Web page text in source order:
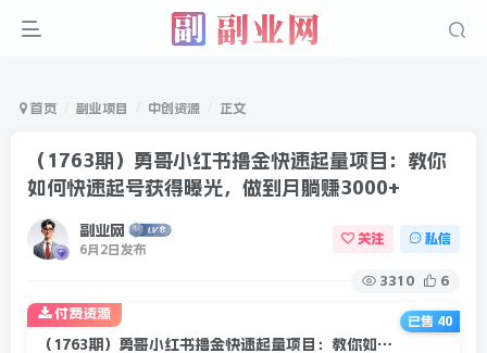
首页 副业项目 中创资源 正文
（1763期）勇哥小红书撸金快速起量项目：教你
如何快速起号获得曝光，做到月躺赚3000+
副业网
6月2日发布
关注 私信
3310 6
（1763期）勇哥小红书撸金快速起量项目：教你如何快速起号获得曝光，做到月躺赚3000+
付费资源
已售 40